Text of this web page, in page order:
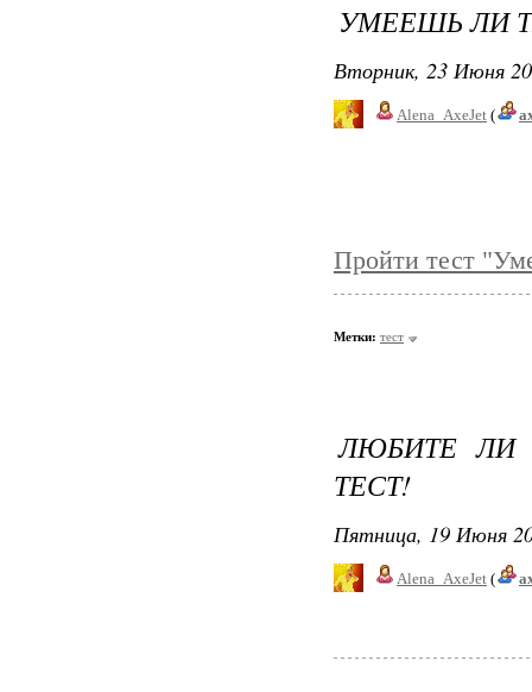
УМЕЕШЬ ЛИ
Вторник, 23 Июня
Alena_AxeJet (
Пройти тест
Метки: тест
ЛЮБИТЕ ЛИ
ТЕСТ!
Пятница, 19 Июня
Alena_AxeJet (